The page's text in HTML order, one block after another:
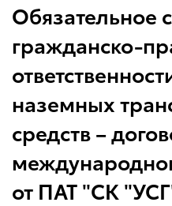
Обязательное
гражданско-
наземных
средств –
от ПАТ "СК